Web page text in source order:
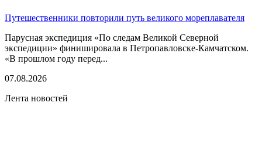
Путешественники повторили путь великого мореплавателя
Парусная экспедиция «По следам Великой Северной
экспедиции» финишировала в Петропавловске-Камчатском.
«В прошлом году перед...
07.08.2026
Лента новостей